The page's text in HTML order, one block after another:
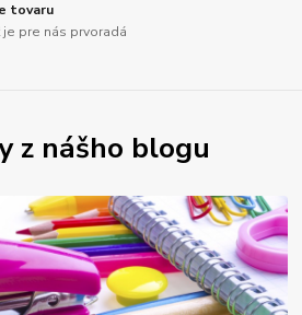
tovaru
pre nás prvoradá
z nášho blogu